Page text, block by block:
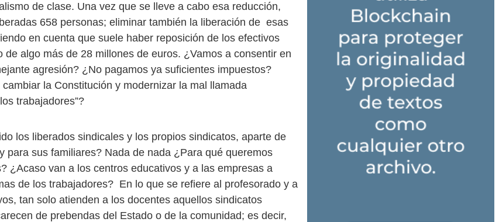
de clase. Una vez que se lleve a cabo esa reducción,
658 personas; eliminar también la liberación de esas
en cuenta que suele haber reposición de los efectivos
de algo más de 28 millones de euros. ¿Vamos a consentir en
agresión? ¿No pagamos ya suficientes impuestos?
la Constitución y modernizar la mal llamada
trabajadores”?
los liberados sindicales y los propios sindicatos, aparte de
para sus familiares? Nada de nada ¿Para qué queremos
¿Acaso van a los centros educativos y a las empresas a
de los trabajadores? En lo que se refiere al profesorado y a
tan solo atienden a los docentes aquellos sindicatos
de prebendas del Estado o de la comunidad; es decir,